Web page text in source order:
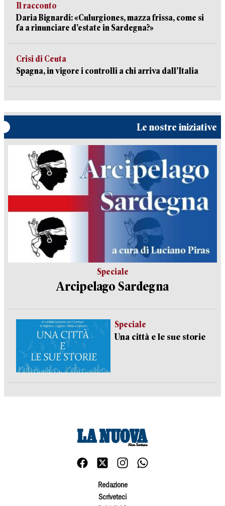
Il racconto
Daria Bignardi: «Culurgiones, mazza frissa, come si
fa a rinunciare d’estate in Sardegna?»
Crisi di Ceuta
Spagna, in vigore i controlli a chi arriva dall’Italia
Le nostre iniziative
Speciale
Arcipelago Sardegna
Speciale
Una città e le sue storie
Redazione
Scriveteci